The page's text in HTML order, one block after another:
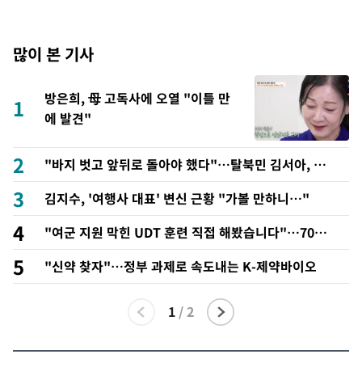
많이 본 기사
1
방은희, 母 고독사에 오열 "이틀 만
에 발견"
2
"바지 벗고 앞뒤로 돌아야 했다"…탈북민 김서아, 기
쁨조 검사 수치심 회상
3 김지수, '여행사 대표' 변신 근황 "가볼 만하니…"
4
"여군 지원 막힌 UDT 훈련 직접 해봤습니다"…707
출신 女유튜버 '완벽 소화'
5 "신약 찾자"…정부 과제로 속도내는 K-제약바이오
1 /2